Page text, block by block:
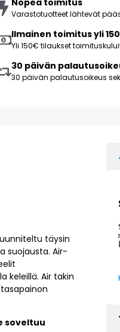
Nopea toimitus
Varastotuotteet lähtevät
Ilmainen toimitus yli
Yli 150€ tilaukset
30 päivän
30 päivän palautusoikeus
täysin
suojausta. Air-
keleillä. Air takin
soveltuu